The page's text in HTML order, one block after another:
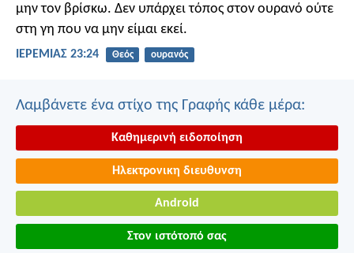
μην τον βρίσκω. Δεν υπάρχει τόπος στον ουρανό ούτε
στη γη που να μην είμαι εκεί.
ΙΕΡΕΜΙΑΣ 23:24 Θεός ουρανός
Λαμβάνετε ένα στίχο της Γραφής κάθε μέρα:
Καθημερινή ειδοποίηση
Ηλεκτρονικη διευθυνση
Android
Στον ιστότοπό σας